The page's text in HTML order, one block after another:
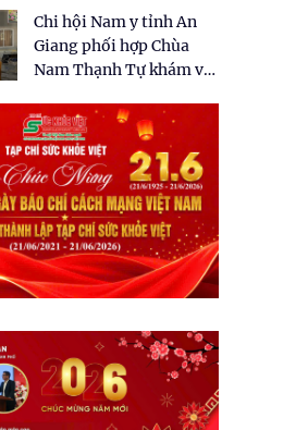
dân tại xã Tân Tập
Chi hội Nam y tỉnh An
Giang phối hợp Chùa
Nam Thạnh Tự khám và
nhân dân